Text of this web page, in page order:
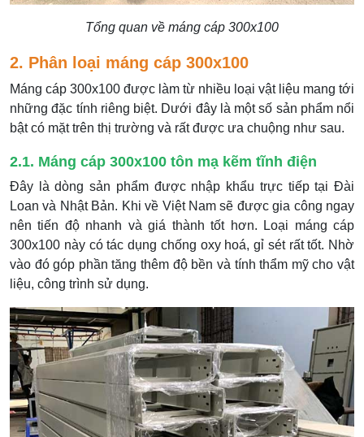
Tổng quan về máng cáp 300x100
2. Phân loại máng cáp 300x100
Máng cáp 300x100 được làm từ nhiều loại vật liệu mang tới
những đặc tính riêng biệt. Dưới đây là một số sản phẩm nổi
bật có mặt trên thị trường và rất được ưa chuộng như sau.
2.1. Máng cáp 300x100 tôn mạ kẽm tĩnh điện
Đây là dòng sản phẩm được nhập khẩu trực tiếp tại Đài
Loan và Nhật Bản. Khi về Việt Nam sẽ được gia công ngay
nên tiến độ nhanh và giá thành tốt hơn. Loại máng cáp
300x100 này có tác dụng chống oxy hoá, gỉ sét rất tốt. Nhờ
vào đó góp phần tăng thêm độ bền và tính thẩm mỹ cho vật
liệu, công trình sử dụng.